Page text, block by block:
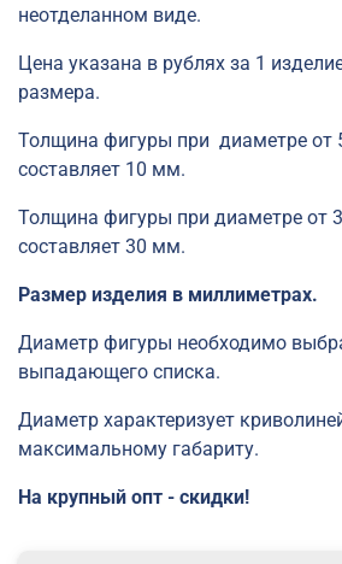
неотделанном виде.
Цена указана в рублях за 1
размера.
Толщина фигуры при диаметре
составляет 10 мм.
Толщина фигуры при диаметре
составляет 30 мм.
Размер изделия в миллиметрах.
Диаметр фигуры необходимо
выпадающего списка.
Диаметр характеризует
максимальному габариту.
На крупный опт - скидки!